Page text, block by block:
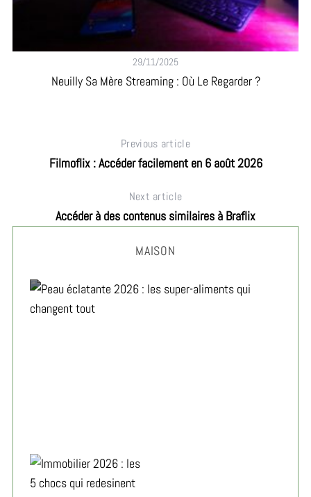
29/11/2025
Neuilly Sa Mère Streaming : Où Le Regarder ?
Previous article
Filmoflix : Accéder facilement en 6 août 2026
Next article
Accéder à des contenus similaires à Braflix
MAISON